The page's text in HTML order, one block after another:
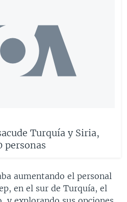
Turquía y Siria,
personas
aumentando el personal
en el sur de Turquía, el